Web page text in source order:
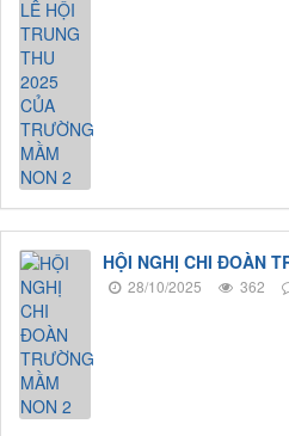
HỘI NGHỊ CHI ĐOÀN
28/10/2025 362